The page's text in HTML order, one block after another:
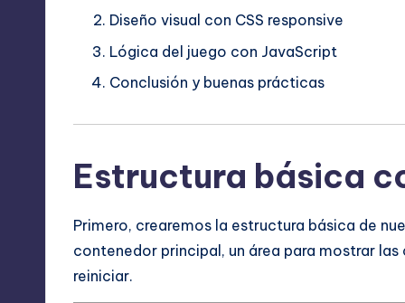
Diseño visual con CSS responsive
Lógica del juego con JavaScript
Conclusión y buenas prácticas
Estructura básica
Primero, crearemos la estructura básica de
contenedor principal, un área para mostrar
reiniciar.